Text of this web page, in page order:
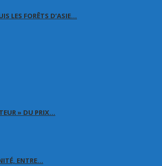
LES FORÊTS D’ASIE…
» DU PRIX…
ENTRE…